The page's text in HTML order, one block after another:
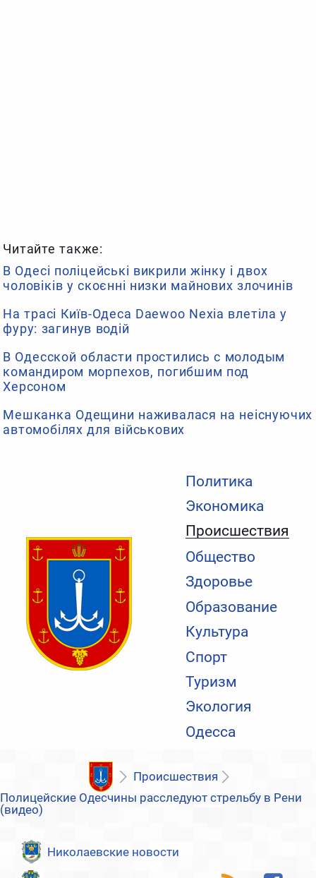
Политика
Экономика
Происшествия
Общество
Здоровье
Образование
Культура
Спорт
Туризм
Экология
Одесса
Читайте также:
В Одесі поліцейські викрили жінку і двох
чоловіків у скоєнні низки майнових злочинів
На трасі Київ-Одеса Daewoo Nexia влетіла у
фуру: загинув водій
В Одесской области простились с молодым
командиром морпехов, погибшим под
Херсоном
Мешканка Одещини наживалася на неіснуючих
автомобілях для військових
Происшествия
Полицейские Одесчины расследуют стрельбу в Рени
(видео)
Николаевские новости